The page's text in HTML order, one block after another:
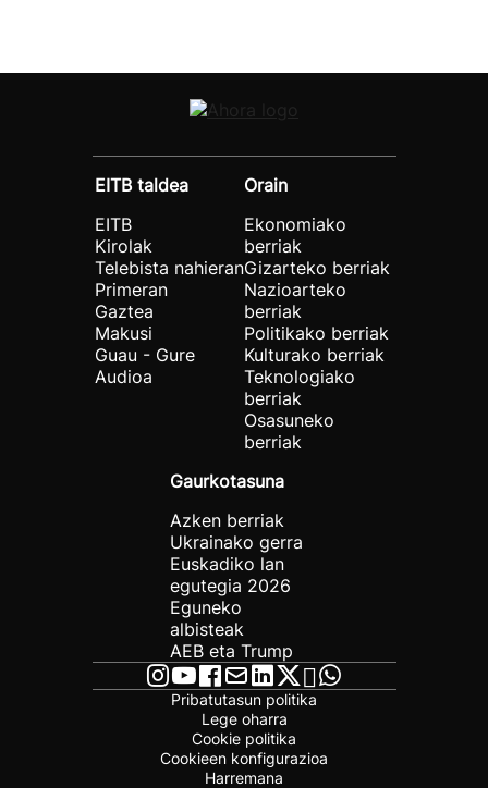
EITB taldea
EITB
Kirolak
Telebista nahieran
Primeran
Gaztea
Makusi
Guau - Gure
Audioa
Orain
Ekonomiako
berriak
Gizarteko berriak
Nazioarteko
berriak
Politikako berriak
Kulturako berriak
Teknologiako
berriak
Osasuneko
berriak
Gaurkotasuna
Azken berriak
Ukrainako gerra
Euskadiko lan
egutegia 2026
Eguneko
albisteak
AEB eta Trump
Pribatutasun politika
Lege oharra
Cookie politika
Cookieen konfigurazioa
Harremana